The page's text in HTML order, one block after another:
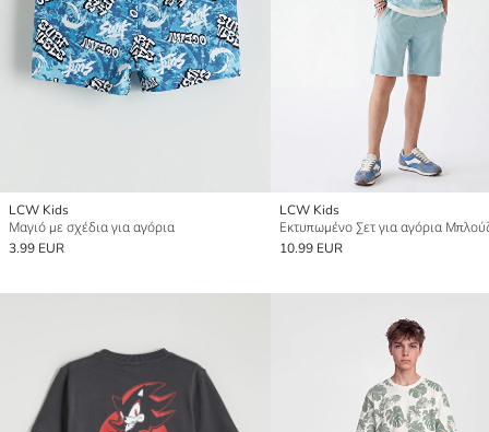
LCW Kids
Μαγιό με σχέδια για αγόρια
3.99 EUR
LCW Kids
10.99 EUR